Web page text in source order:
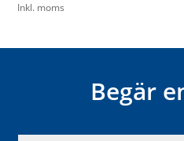
Inkl. moms
Begär